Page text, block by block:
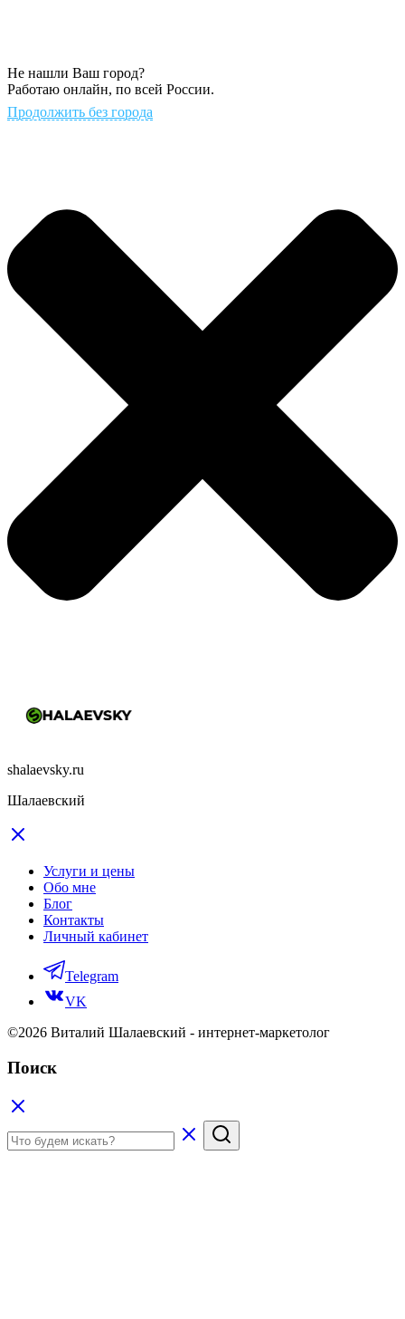
Не нашли Ваш город?
Работаю онлайн, по всей России.
Продолжить без города
shalaevsky.ru
Шалаевский
Услуги и цены
Обо мне
Блог
Контакты
Личный кабинет
Telegram
VK
©2026 Виталий Шалаевский - интернет-маркетолог
Поиск